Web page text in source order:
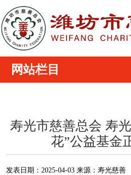
寿光市慈善总会 寿
花”公益基金
发表日期： 2025-04-03 来源： 寿光慈善